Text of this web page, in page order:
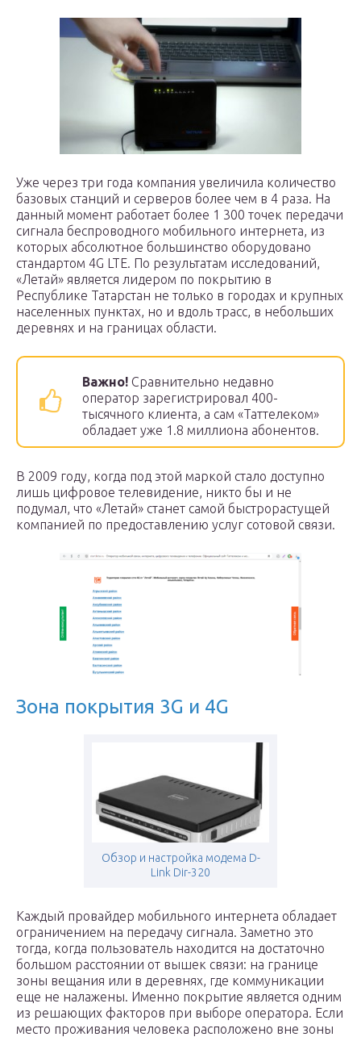
Уже через три года компания увеличила количество
базовых станций и серверов более чем в 4 раза. На
данный момент работает более 1 300 точек передачи
сигнала беспроводного мобильного интернета, из
которых абсолютное большинство оборудовано
стандартом 4G LTE. По результатам исследований,
«Летай» является лидером по покрытию в
Республике Татарстан не только в городах и крупных
населенных пунктах, но и вдоль трасс, в небольших
деревнях и на границах области.
Важно! Сравнительно недавно
оператор зарегистрировал 400-
тысячного клиента, а сам «Таттелеком»
обладает уже 1.8 миллиона абонентов.
В 2009 году, когда под этой маркой стало доступно
лишь цифровое телевидение, никто бы и не
подумал, что «Летай» станет самой быстрорастущей
компанией по предоставлению услуг сотовой связи.
Зона покрытия 3G и 4G
Обзор и настройка модема D-
Link Dir-320
Каждый провайдер мобильного интернета обладает
ограничением на передачу сигнала. Заметно это
тогда, когда пользователь находится на достаточно
большом расстоянии от вышек связи: на границе
зоны вещания или в деревнях, где коммуникации
еще не налажены. Именно покрытие является одним
из решающих факторов при выборе оператора. Если
место проживания человека расположено вне зоны